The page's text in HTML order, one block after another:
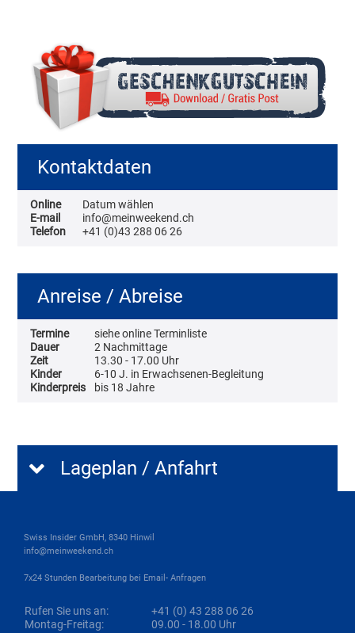
Kontaktdaten
Online
Datum wählen
E-mail
info@meinweekend.ch
Telefon
+41 (0)43 288 06 26
Anreise / Abreise
Termine
siehe online Terminliste
Dauer
2 Nachmittage
Zeit
13.30 - 17.00 Uhr
Kinder
6-10 J. in Erwachsenen-Begleitung
Kinderpreis
bis 18 Jahre
Lageplan / Anfahrt
Swiss Insider GmbH, 8340 Hinwil
info@meinweekend.ch
7x24 Stunden Bearbeitung bei Email- Anfragen
Rufen Sie uns an:
+41 (0) 43 288 06 26
Montag-Freitag:
09.00 - 18.00 Uhr